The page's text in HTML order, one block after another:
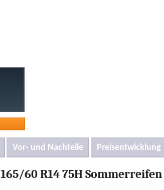
60 R14 75H Sommerreifen